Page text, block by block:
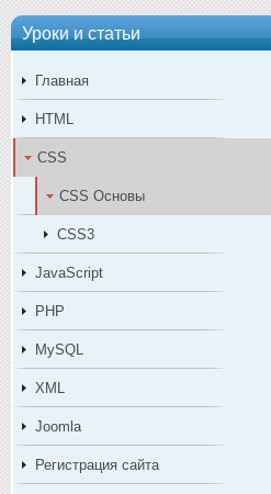
Уроки и статьи
Главная
HTML
CSS
CSS Основы
CSS3
JavaScript
PHP
MySQL
XML
Joomla
Регистрация сайта